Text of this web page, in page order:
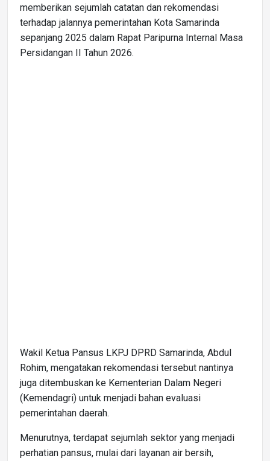
memberikan sejumlah catatan dan rekomendasi
terhadap jalannya pemerintahan Kota Samarinda
sepanjang 2025 dalam Rapat Paripurna Internal Masa
Persidangan II Tahun 2026.
Wakil Ketua Pansus LKPJ DPRD Samarinda, Abdul
Rohim, mengatakan rekomendasi tersebut nantinya
juga ditembuskan ke Kementerian Dalam Negeri
(Kemendagri) untuk menjadi bahan evaluasi
pemerintahan daerah.
Menurutnya, terdapat sejumlah sektor yang menjadi
perhatian pansus, mulai dari layanan air bersih,